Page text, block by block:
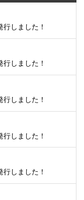
しました！
しました！
しました！
しました！
しました！